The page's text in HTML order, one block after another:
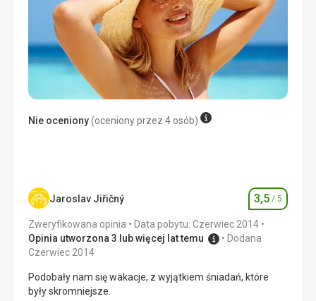
Wyżywienie
Jedzenie było doskonałe - półpensjonat, dla mnie mały
problem stanowi fakt, że kolacje zaczynają się
najwcześniej o 19:45, co jest dość późno.
Zakwaterowanie
Ekskluzywny hotel, czysty, doskonałe wyposażenie i usługi
Hotel przepiękny, czystość maksymalna, wszystkie
pomocą Google Translate
Nie oceniony(oceniony przez 4 osób)
Jaroslav Jiřičný Ocena
3,5 / 5
Zweryfikowana opinia
Data pobytu: Czerwiec 2014
Opinia utworzona 3 lub więcej lat temu
Dodana
Czerwiec 2014
Podobały nam się wakacje, z wyjątkiem śniadań, które
były skromniejsze.